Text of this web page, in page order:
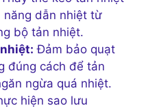
năng dẫn nhiệt từ
bộ tản nhiệt.
Đảm bảo quạt
đúng cách để tản
ngừa quá nhiệt.
hiện sao lưu